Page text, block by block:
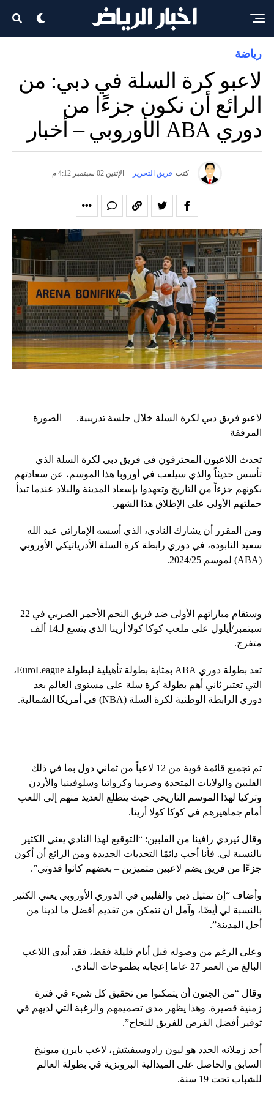
رياضة
لاعبو كرة السلة في دبي: من
الرائع أن نكون جزءًا من
دوري ABA الأوروبي – أخبار
كتب فريق التحرير - الإثنين 02 سبتمبر 4:12 م
لاعبو فريق دبي لكرة السلة خلال جلسة تدريبية. — الصورة
المرفقة
تحدث اللاعبون المحترفون في فريق دبي لكرة السلة الذي
تأسس حديثاً والذي سيلعب في أوروبا هذا الموسم، عن سعادتهم
بكونهم جزءاً من التاريخ وتعهدوا بإسعاد المدينة والبلاد عندما تبدأ
حملتهم الأولى على الإطلاق هذا الشهر.
ومن المقرر أن يشارك النادي، الذي أسسه الإماراتي عبد الله
سعيد النابودة، في دوري رابطة كرة السلة الأدرياتيكي الأوروبي
(ABA) لموسم 2024/25.
وستقام مباراتهم الأولى ضد فريق النجم الأحمر الصربي في 22
سبتمبر/أيلول على ملعب كوكا كولا أرينا الذي يتسع لـ14 ألف
متفرج.
تعد بطولة دوري ABA بمثابة بطولة تأهيلية لبطولة EuroLeague،
التي تعتبر ثاني أهم بطولة كرة سلة على مستوى العالم بعد
دوري الرابطة الوطنية لكرة السلة (NBA) في أمريكا الشمالية.
تم تجميع قائمة قوية من 12 لاعباً من ثماني دول بما في ذلك
الفلبين والولايات المتحدة وصربيا وكرواتيا وسلوفينيا والأردن
وتركيا لهذا الموسم التاريخي حيث يتطلع العديد منهم إلى اللعب
أمام جماهيرهم في كوكا كولا أرينا.
وقال ثيردي رافينا من الفلبين: “التوقيع لهذا النادي يعني الكثير
بالنسبة لي. فأنا أحب دائمًا التحديات الجديدة ومن الرائع أن أكون
جزءًا من فريق يضم لاعبين متميزين – بعضهم كانوا قدوتي”.
وأضاف “إن تمثيل دبي والفلبين في الدوري الأوروبي يعني الكثير
بالنسبة لي أيضًا، وآمل أن نتمكن من تقديم أفضل ما لدينا من
أجل المدينة”.
وعلى الرغم من وصوله قبل أيام قليلة فقط، فقد أبدى اللاعب
البالغ من العمر 27 عاما إعجابه بطموحات النادي.
وقال “من الجنون أن يتمكنوا من تحقيق كل شيء في فترة
زمنية قصيرة. وهذا يظهر مدى تصميمهم والرغبة التي لديهم في
توفير أفضل الفرص للفريق للنجاح”.
أحد زملائه الجدد هو ليون رادوسيفيتش، لاعب بايرن ميونيخ
السابق والحاصل على الميدالية البرونزية في بطولة العالم
للشباب تحت 19 سنة.